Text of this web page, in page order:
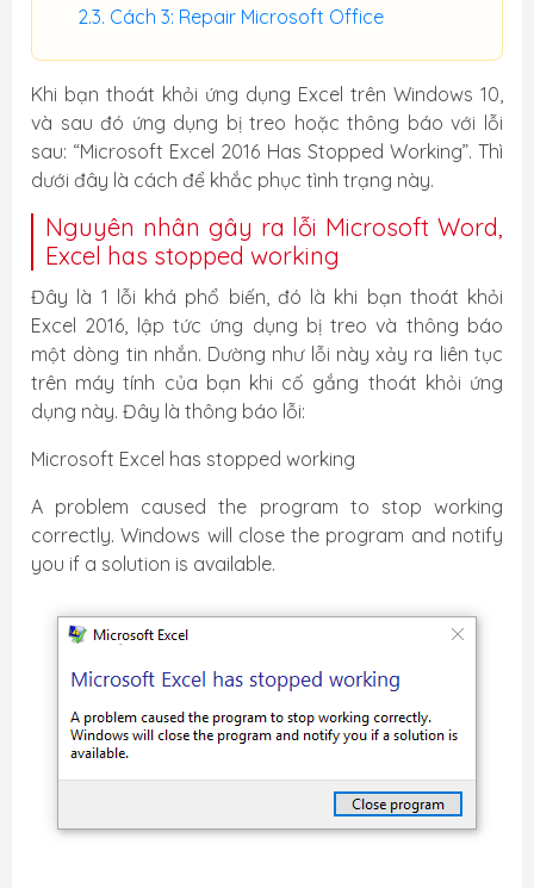
Cách 3: Repair Microsoft Office
Khi bạn thoát khỏi ứng dụng Excel trên Windows 10,
và sau đó ứng dụng bị treo hoặc thông báo với lỗi
sau: “Microsoft Excel 2016 Has Stopped Working”. Thì
dưới đây là cách để khắc phục tình trạng này.
Nguyên nhân gây ra lỗi Microsoft Word,
Excel has stopped working
Đây là 1 lỗi khá phổ biến, đó là khi bạn thoát khỏi
Excel 2016, lập tức ứng dụng bị treo và thông báo
một dòng tin nhắn. Dường như lỗi này xảy ra liên tục
trên máy tính của bạn khi cố gắng thoát khỏi ứng
dụng này. Đây là thông báo lỗi:
Microsoft Excel has stopped working
A problem caused the program to stop working
correctly. Windows will close the program and notify
you if a solution is available.